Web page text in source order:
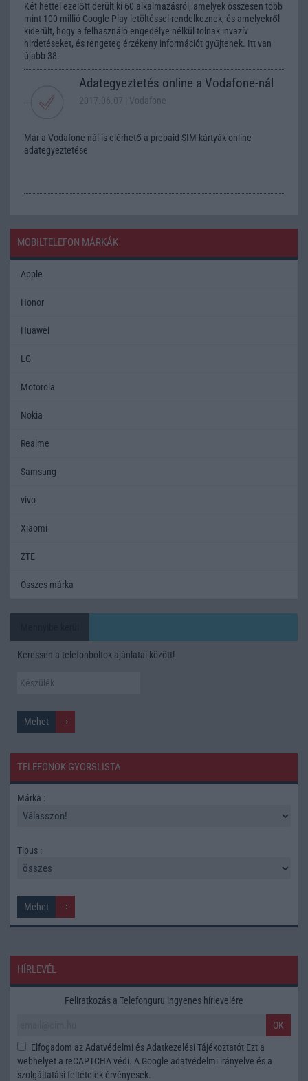
Két héttel ezelőtt derült ki 60 alkalmazásról, amelyek összesen több
mint 100 millió Google Play letöltéssel rendelkeznek, és amelyekről
kiderült, hogy a felhasználó engedélye nélkül tolnak invazív
hirdetéseket, és rengeteg érzékeny információt gyűjtenek. Itt van
újabb 38.
Adategyeztetés online a Vodafone-nál
2017.06.07 | Vodafone
Már a Vodafone-nál is elérhető a prepaid SIM kártyák online
adategyeztetése
MOBILTELEFON MÁRKÁK
Apple
Honor
Huawei
LG
Motorola
Nokia
Realme
Samsung
vivo
Xiaomi
ZTE
Összes márka
Keressen a telefonboltok ajánlatai között!
TELEFONOK GYORSLISTA
Márka :
Tipus :
HÍRLEVÉL
Feliratkozás a Telefonguru ingyenes hírlevelére
OK
Elfogadom az Adatvédelmi és Adatkezelési Tájékoztatót Ezt a
webhelyet a reCAPTCHA védi. A Google adatvédelmi irányelve és a
szolgáltatási feltételek érvényesek.